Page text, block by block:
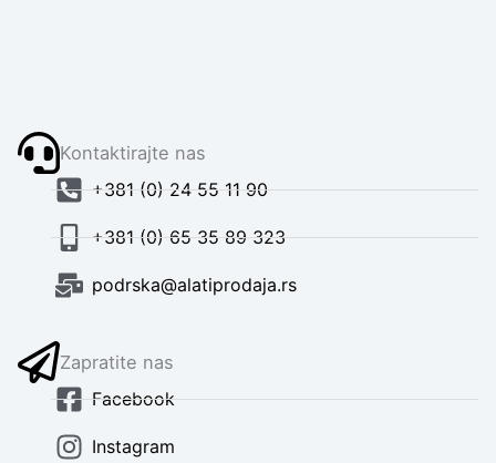
Kontaktirajte nas
+381 (0) 24 55 11 90
+381 (0) 65 35 89 323
podrska@alatiprodaja.rs
Zapratite nas
Facebook
Instagram